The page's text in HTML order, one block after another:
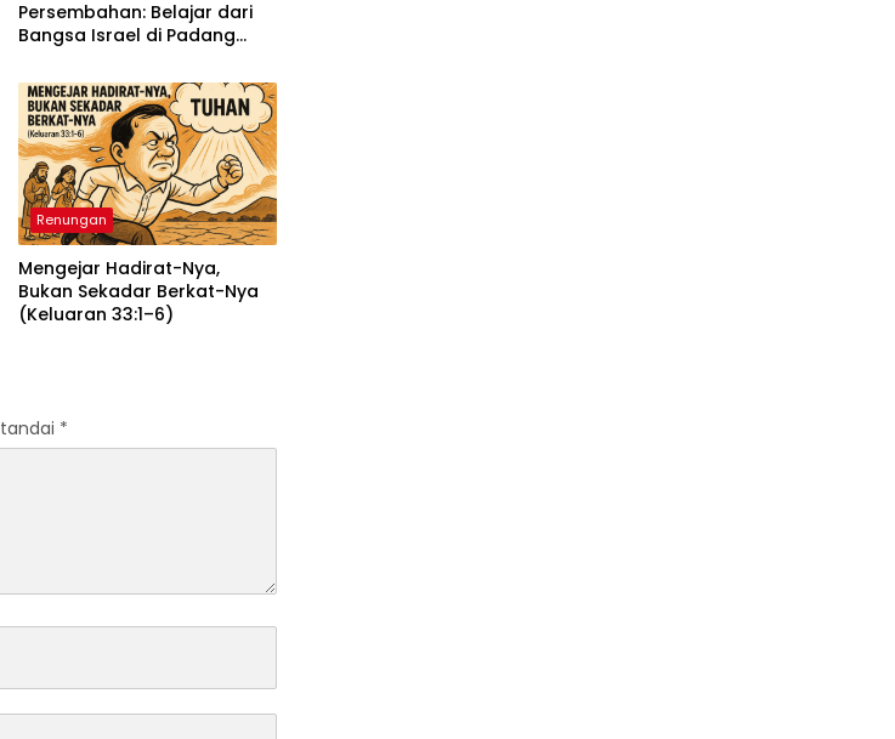
Persembahan: Belajar dari
Bangsa Israel di Padang
Renungan
Mengejar Hadirat-Nya,
Bukan Sekadar Berkat-Nya
(Keluaran 33:1–6)
*